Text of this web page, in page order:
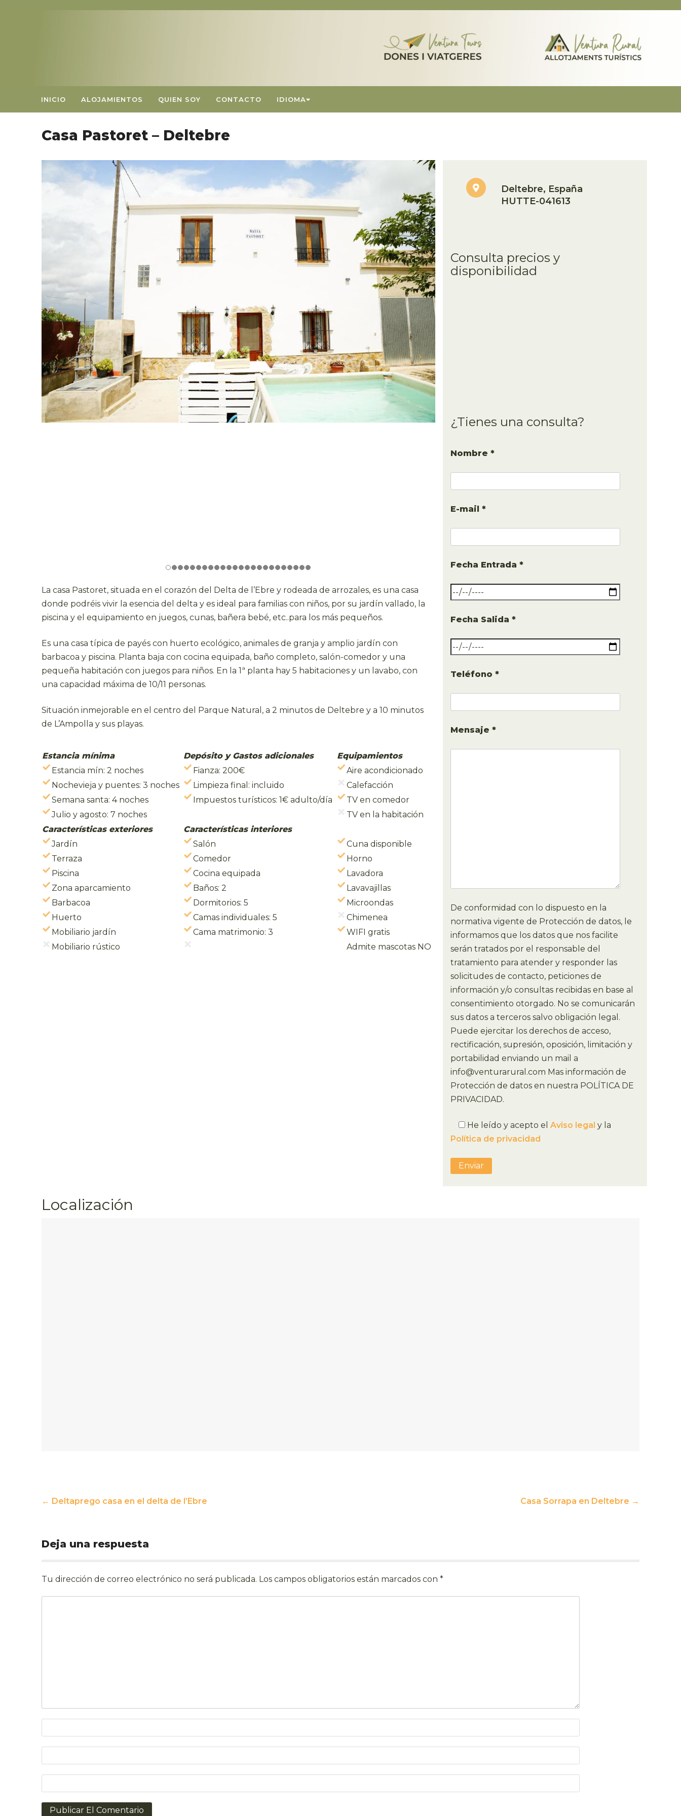
INICIO ALOJAMIENTOS QUIEN SOY CONTACTO IDIOMA
Casa Pastoret – Deltebre
La casa Pastoret, situada en el corazón del Delta de l’Ebre y rodeada de arrozales, es una casa
donde podréis vivir la esencia del delta y es ideal para familias con niños, por su jardín vallado, la
piscina y el equipamiento en juegos, cunas, bañera bebé, etc..para los más pequeños.
Es una casa típica de payés con huerto ecológico, animales de granja y amplio jardín con
barbacoa y piscina. Planta baja con cocina equipada, baño completo, salón-comedor y una
pequeña habitación con juegos para niños. En la 1ª planta hay 5 habitaciones y un lavabo, con
una capacidad máxima de 10/11 personas.
Situación inmejorable en el centro del Parque Natural, a 2 minutos de Deltebre y a 10 minutos
de L’Ampolla y sus playas.
Estancia mínima Depósito y Gastos adicionales
Equipamientos
Estancia mín: 2 noches
Fianza: 200€
Aire acondicionado
Nochevieja y puentes: 3 noches
Limpieza final: incluido
Calefacción
Semana santa: 4 noches
Impuestos turísticos: 1€ adulto/día
TV en comedor
Julio y agosto: 7 noches
TV en la habitación
Características exteriores
Características interiores
Jardín
Salón
Cuna disponible
Terraza
Comedor
Horno
Piscina
Cocina equipada
Lavadora
Zona aparcamiento
Baños: 2
Lavavajillas
Barbacoa
Dormitorios: 5
Microondas
Huerto
Camas individuales: 5
Chimenea
Mobiliario jardín
Cama matrimonio: 3
WIFI gratis
Mobiliario rústico
Admite mascotas NO
Deltebre, España
HUTTE-041613
Consulta precios y
disponibilidad
¿Tienes una consulta?
Nombre *
E-mail *
Fecha Entrada *
Fecha Salida *
Teléfono *
Mensaje *
De conformidad con lo dispuesto en la
normativa vigente de Protección de datos, le
informamos que los datos que nos facilite
serán tratados por el responsable del
tratamiento para atender y responder las
solicitudes de contacto, peticiones de
información y/o consultas recibidas en base al
consentimiento otorgado. No se comunicarán
sus datos a terceros salvo obligación legal.
Puede ejercitar los derechos de acceso,
rectificación, supresión, oposición, limitación y
portabilidad enviando un mail a
info@venturarural.com Mas información de
Protección de datos en nuestra POLÍTICA DE
PRIVACIDAD.
He leído y acepto el Aviso legal y la
Política de privacidad
Localización
Post
← Deltaprego casa en el delta de l’Ebre Casa Sorrapa en Deltebre →
Deja una respuesta
Tu dirección de correo electrónico no será publicada. Los campos obligatorios están marcados con*